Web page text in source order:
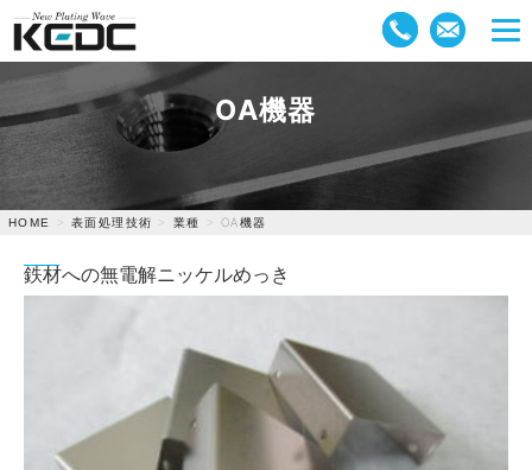
OA機器
HOME 表面処理技術 業種 OA機器
鉄材への無電解ニッケルめっき